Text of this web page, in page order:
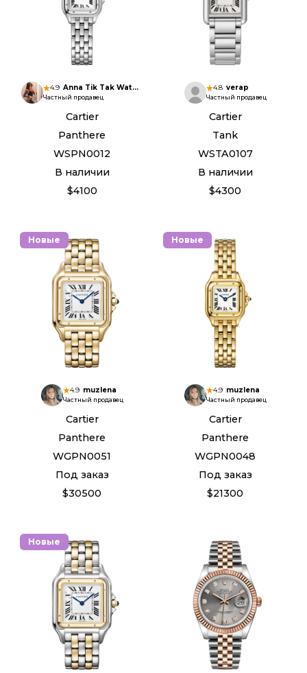
4.9 Anna Tik Tak Watches
Частный продавец
Cartier
Panthere
WSPN0012
В наличии
$4100
4.8 verap
Частный продавец
Cartier
Tank
WSTA0107
В наличии
$4300
Новые
4.9 muzlena
Частный продавец
Cartier
Panthere
WGPN0051
Под заказ
$30500
Новые
4.9 muzlena
Частный продавец
Cartier
Panthere
WGPN0048
Под заказ
$21300
Новые